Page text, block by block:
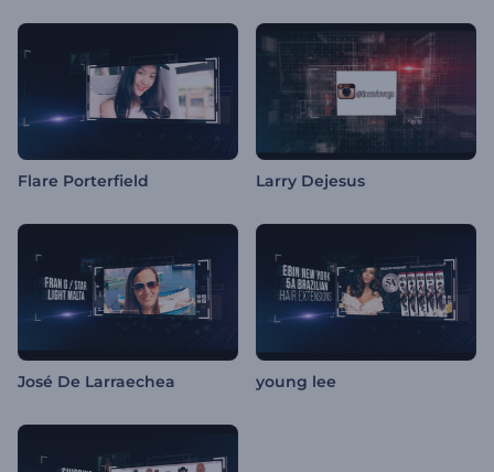
Flare Porterfield Larry Dejesus
José De Larraechea young lee